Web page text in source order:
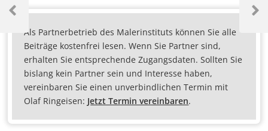
Als Partnerbetrieb des Malerinstituts können Sie alle
Beiträge kostenfrei lesen. Wenn Sie Partner sind,
erhalten Sie entsprechende Zugangsdaten. Sollten Sie
bislang kein Partner sein und Interesse haben,
vereinbaren Sie einen unverbindlichen Termin mit
Olaf Ringeisen: Jetzt Termin vereinbaren.